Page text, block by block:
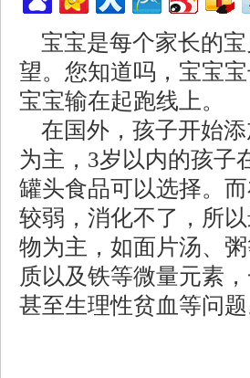
宝宝是每个家长的宝
望。您知道吗，宝宝
宝宝输在起跑线上。
在国外，孩子开始添
为主，3岁以内的孩子
罐头食品可以选择。
较弱，消化不了，所
物为主，如面片汤、
质以及铁等微量元素
甚至生理性贫血等问题